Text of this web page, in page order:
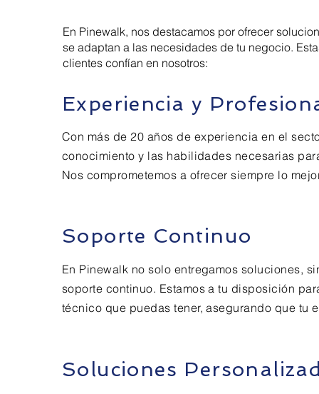
En Pinewalk, nos destacamos por ofrecer
se adaptan a las necesidades de tu negocio.
clientes confían en nosotros:
Experiencia y
Con más de 20 años de experiencia en el
conocimiento y las habilidades necesarias
Nos comprometemos a ofrecer siempre lo
Soporte Continuo
En Pinewalk no solo entregamos soluciones,
soporte continuo. Estamos a tu disposición
técnico que puedas tener, asegurando que tu
Soluciones